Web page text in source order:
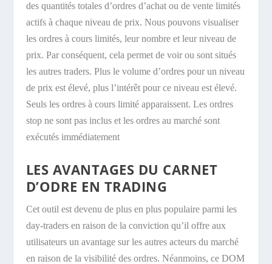
des quantités totales d’ordres d’achat ou de vente limités
actifs à chaque niveau de prix. Nous pouvons visualiser
les ordres à cours limités, leur nombre et leur niveau de
prix. Par conséquent, cela permet de voir ou sont situés
les autres traders. Plus le volume d’ordres pour un niveau
de prix est élevé, plus l’intérêt pour ce niveau est élevé.
Seuls les ordres à cours limité apparaissent. Les ordres
stop ne sont pas inclus et les ordres au marché sont
exécutés immédiatement
LES AVANTAGES DU CARNET
D’ODRE EN TRADING
Cet outil est devenu de plus en plus populaire parmi les
day-traders en raison de la conviction qu’il offre aux
utilisateurs un avantage sur les autres acteurs du marché
en raison de la visibilité des ordres. Néanmoins, ce DOM